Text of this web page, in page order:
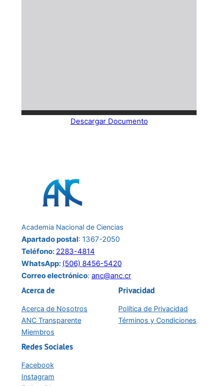
Descargar Documento
Academia Nacional de Ciencias
Apartado postal: 1367-2050
Teléfono: 2283-4814
WhatsApp: (506) 8456-5420
Correo electrónico: anc@anc.cr
Acerca de
Acerca de Nosotros
ANC Transparente
Miembros
Privacidad
Política de Privacidad
Términos y Condiciones
Redes Sociales
Facebook
Instagram